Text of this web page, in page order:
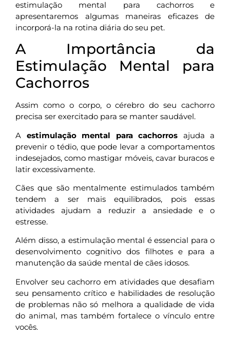
estimulação mental para cachorros e
apresentaremos algumas maneiras eficazes de
incorporá-la na rotina diária do seu pet.
A Importância da
Estimulação Mental para
Cachorros
Assim como o corpo, o cérebro do seu cachorro
precisa ser exercitado para se manter saudável.
A estimulação mental para cachorros ajuda a
prevenir o tédio, que pode levar a comportamentos
indesejados, como mastigar móveis, cavar buracos e
latir excessivamente.
Cães que são mentalmente estimulados também
tendem a ser mais equilibrados, pois essas
atividades ajudam a reduzir a ansiedade e o
estresse.
Além disso, a estimulação mental é essencial para o
desenvolvimento cognitivo dos filhotes e para a
manutenção da saúde mental de cães idosos.
Envolver seu cachorro em atividades que desafiam
seu pensamento crítico e habilidades de resolução
de problemas não só melhora a qualidade de vida
do animal, mas também fortalece o vínculo entre
vocês.